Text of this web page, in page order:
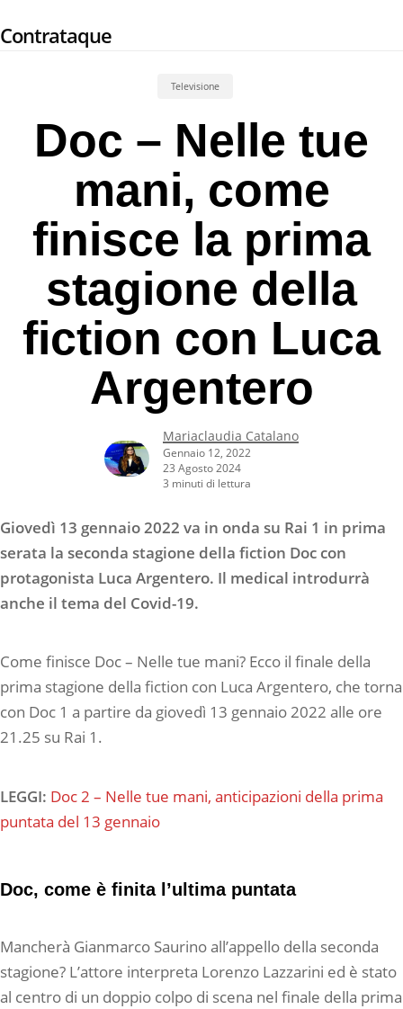
to
Contrataque
Televisione
Doc – Nelle tue
mani, come
finisce la prima
stagione della
fiction con Luca
Argentero
Mariaclaudia Catalano
Gennaio 12, 2022
23 Agosto 2024
3 minuti di lettura
Giovedì 13 gennaio 2022 va in onda su Rai 1 in prima
serata la seconda stagione della fiction Doc con
protagonista Luca Argentero. Il medical introdurrà
anche il tema del Covid-19.
Come finisce Doc – Nelle tue mani? Ecco il finale della
prima stagione della fiction con Luca Argentero, che torna
con Doc 1 a partire da giovedì 13 gennaio 2022 alle ore
21.25 su Rai 1.
LEGGI: Doc 2 – Nelle tue mani, anticipazioni della prima
puntata del 13 gennaio
Doc, come è finita l’ultima puntata
Mancherà Gianmarco Saurino all’appello della seconda
stagione? L’attore interpreta Lorenzo Lazzarini ed è stato
al centro di un doppio colpo di scena nel finale della prima